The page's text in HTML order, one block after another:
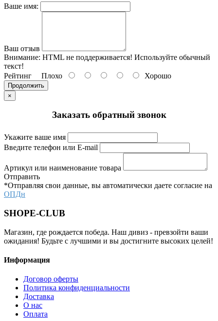
Ваше имя:
Ваш отзыв
Внимание: HTML не поддерживается! Используйте обычный
текст!
Рейтинг Плохо Хорошо
Продолжить
×
Заказать обратный звонок
Укажите ваше имя
Введите телефон или E-mail
Артикул или наименование товара
Отправить
*Отправляя свои данные, вы автоматически даете согласие на
ОПДн
SHOPE-CLUB
Магазин, где рождается победа. Наш дивиз - превзойти ваши
ожидания! Будьте с лучшими и вы достигните высоких целей!
Информация
Договор оферты
Политика конфиденциальности
Доставка
О нас
Оплата